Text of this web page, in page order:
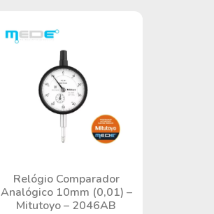
Relógio Comparador
Analógico 10mm (0,01) –
Mitutoyo – 2046AB